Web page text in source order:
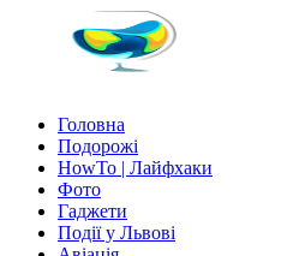
Головна
Подорожі
HowTo | Лайфхаки
Фото
Гаджети
Події у Львові